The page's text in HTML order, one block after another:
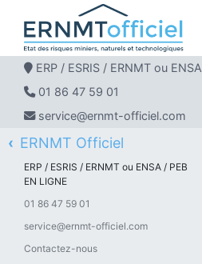
ERP / ESRIS / ERNMT ou
01 86 47 59 01
service@ernmt-officiel.com
ERNMT Officiel
Actualité des états des risques en
ERP / ESRIS / ERNMT ou ENSA / PEB
EN LIGNE
01 86 47 59 01
service@ernmt-officiel.com
Contactez-nous